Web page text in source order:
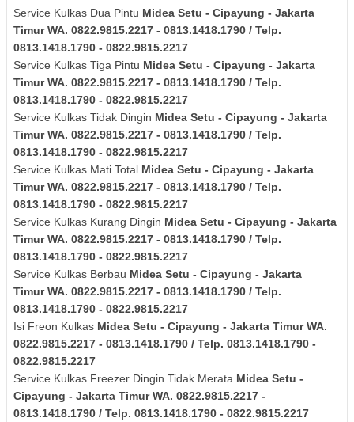
Service Kulkas Dua Pintu Midea Setu - Cipayung - Jakarta
TimurWA. 0822.9815.2217 - 0813.1418.1790 / Telp.
0813.1418.1790 - 0822.9815.2217
Service Kulkas Tiga Pintu Midea Setu - Cipayung - Jakarta
TimurWA. 0822.9815.2217 - 0813.1418.1790 / Telp.
0813.1418.1790 - 0822.9815.2217
Service Kulkas Tidak Dingin Midea Setu - Cipayung - Jakarta
TimurWA. 0822.9815.2217 - 0813.1418.1790 / Telp.
0813.1418.1790 - 0822.9815.2217
Service Kulkas Mati Total Midea Setu - Cipayung - Jakarta
TimurWA. 0822.9815.2217 - 0813.1418.1790 / Telp.
0813.1418.1790 - 0822.9815.2217
Service Kulkas Kurang Dingin Midea Setu - Cipayung - Jakarta
TimurWA. 0822.9815.2217 - 0813.1418.1790 / Telp.
0813.1418.1790 - 0822.9815.2217
Service Kulkas Berbau Midea Setu - Cipayung - Jakarta
TimurWA. 0822.9815.2217 - 0813.1418.1790 / Telp.
0813.1418.1790 - 0822.9815.2217
Isi Freon Kulkas Midea Setu - Cipayung - Jakarta TimurWA.
0822.9815.2217 - 0813.1418.1790 / Telp. 0813.1418.1790 -
0822.9815.2217
Service Kulkas Freezer Dingin Tidak Merata Midea Setu -
Cipayung - Jakarta TimurWA. 0822.9815.2217 -
0813.1418.1790 / Telp. 0813.1418.1790 - 0822.9815.2217